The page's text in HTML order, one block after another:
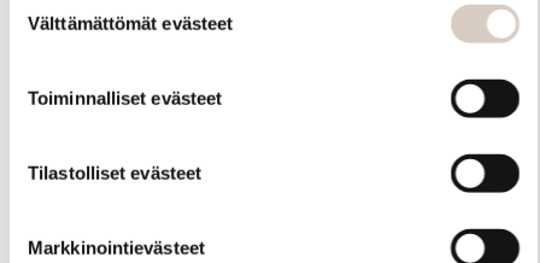
myöhemmin ”Evästeasetukset” -linkin kautta.
valinta
Välttämättömät evästeet
Toiminnalliset evästeet
Tilastolliset evästeet
Markkinointievästeet